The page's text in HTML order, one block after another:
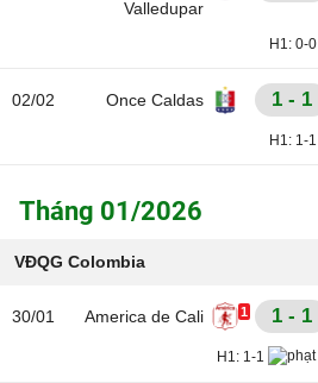
Valledupar
H1:0-0
02/02 Once Caldas 1 - 1
H1:1-1
Tháng 01/2026
VĐQG Colombia
30/01 America de Cali 1 1 - 1
H1: 1-1